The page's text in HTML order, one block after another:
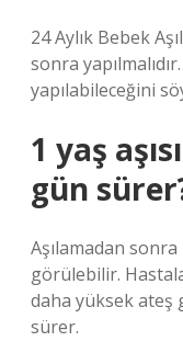
24 Aylık Bebek
sonra
yapılabileceğini
1 yaş
gün
Aşılamadan
görülebilir.
daha yüksek ateş
sürer.